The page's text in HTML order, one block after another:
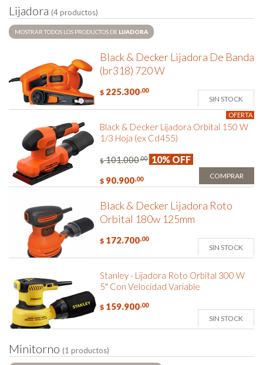
L ijadora (4 productos)
MOSTRAR TODOS LOS PRODUCTOS DE LIJADORA
Black & Decker Lijadora De Banda
(br318) 720 W
$ 225.300,00
SIN STOCK
OFERTA
Black & Decker Lijadora Orbital 150 W
1/3 Hoja (ex Cd455)
$ 101.000,00 10% OFF
$ 90.900,00 COMPRAR
Black & Decker Lijadora Roto
Orbital 180w 125mm
$ 172.700,00
SIN STOCK
Stanley - Lijadora Roto Orbital 300 W
5" Con Velocidad Variable
$ 159.900,00
SIN STOCK
Minitorno (1 productos)